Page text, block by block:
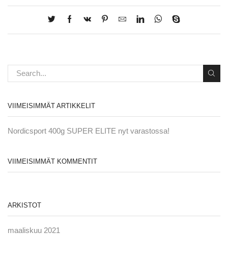
VIIMEISIMMÄT ARTIKKELIT
Nordicsport 400g SUPER ELITE nyt varastossa!
VIIMEISIMMÄT KOMMENTIT
ARKISTOT
maaliskuu 2021